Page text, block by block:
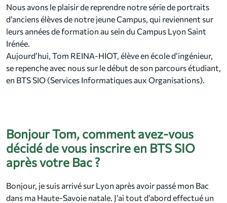
Nous avons le plaisir de reprendre notre série de portraits
d’anciens élèves de notre jeune Campus, qui reviennent sur
leurs années de formation au sein du Campus Lyon Saint
Irénée.
Aujourd’hui, Tom REINA-HIOT, élève en école d’ingénieur,
se repenche avec nous sur le début de son parcours étudiant,
en BTS SIO (Services Informatiques aux Organisations).
Bonjour Tom, comment avez-vous
décidé de vous inscrire en BTS SIO
après votre Bac ?
Bonjour, je suis arrivé sur Lyon après avoir passé mon Bac
dans ma Haute-Savoie natale. J’ai tout d’abord effectué un